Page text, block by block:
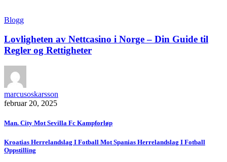
Blogg
Lovligheten av Nettcasino i Norge – Din Guide til
Regler og Rettigheter
marcusoskarsson
februar 20, 2025
Man. City Mot Sevilla Fc Kampforløp
Kroatias Herrelandslag I Fotball Mot Spanias Herrelandslag I Fotball
Oppstilling